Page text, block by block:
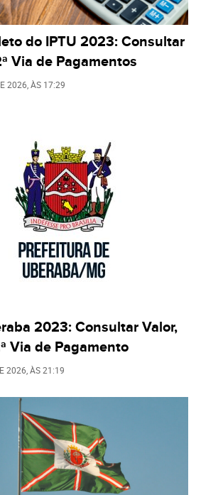
do IPTU 2023: Consultar
Via de Pagamentos
2026, ÀS 17:29
2023: Consultar Valor,
Via de Pagamento
2026, ÀS21:19